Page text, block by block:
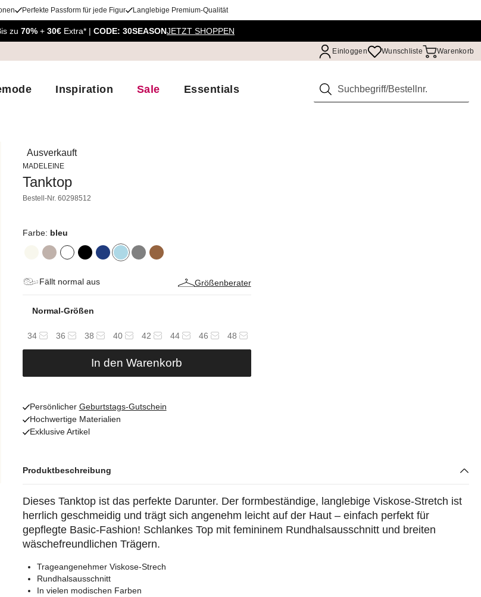
Perfekte Passform für jede Figur Langlebige Premium-Qualität
zu 70% + 30€ Extra* | CODE: 30SEASONJETZT SHOPPEN
Einloggen Wunschliste Warenkorb
Inspiration Sale Essentials Suchen
Ausverkauft
MADELEINE
Tanktop
Bestell-Nr. 60298512
Farbe: bleu
Fällt normal aus Größenberater
Normal-Größen
34 36 38 40 42 44 46 48
In den Warenkorb
Persönlicher Geburtstags-Gutschein
Hochwertige Materialien
Exklusive Artikel
Produktbeschreibung
Dieses Tanktop ist das perfekte Darunter. Der formbeständige, langlebige Viskose-Stretch ist
herrlich geschmeidig und trägt sich angenehm leicht auf der Haut – einfach perfekt für
gepflegte Basic-Fashion! Schlankes Top mit femininem Rundhalsausschnitt und breiten
wäschefreundlichen Trägern.
Trageangenehmer Viskose-Strech
Rundhalsausschnitt
In vielen modischen Farben